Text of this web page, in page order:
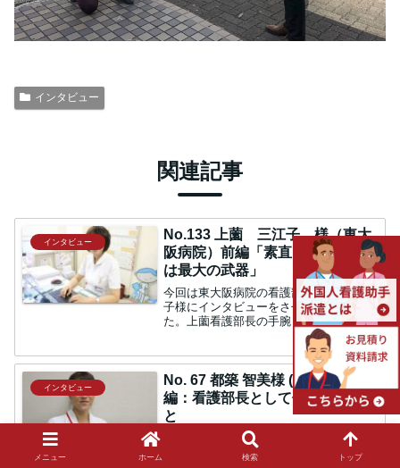
インタビュー
関連記事
インタビュー
No.133 上薗 三江子 様（東大
阪病院）前編「素直に聞けること
は最大の武器」
今回は東大阪病院の看護部長、上薗三江
子様にインタビューをさせて頂きまし
た。上薗看護部長の手腕と魅力に迫りま
す。患者さんの言葉でここまできた学生
時代で印象に残った出来事はあります
か。上薗：学生時代は理想の看護師像は
ありませんでしたが、働き始め...
インタビュー
No. 67 都築 智美様 (大同病院) 後
編：看護部長として伝えているこ
と
前編に引き続き、大同病院の都築智美看
護部長へのインタビューをお届けいたし
メニュー ホーム 検索 トップ